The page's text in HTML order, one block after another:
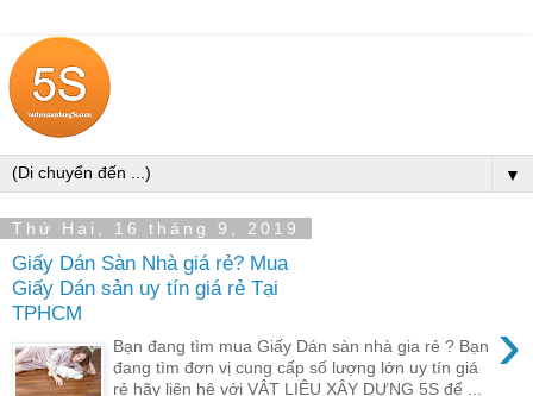
▼
Thứ Hai, 16 tháng 9, 2019
Giấy Dán Sàn Nhà giá rẻ? Mua
Giấy Dán sản uy tín giá rẻ Tại
TPHCM
›
Bạn đang tìm mua Giấy Dán sàn nhà gia rẻ ? Bạn
đang tìm đơn vị cung cấp số lượng lớn uy tín giá
rẻ hãy liên hệ với VẬT LIỆU XÂY DỰNG 5S để ...